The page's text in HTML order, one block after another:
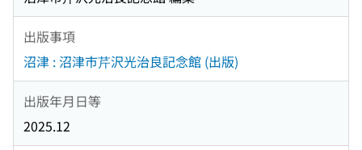
出版事項
沼津 : 沼津市芹沢光治良記念館 (出版)
出版年月日等
2025.12